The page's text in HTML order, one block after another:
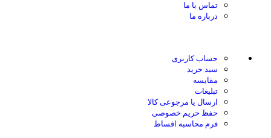
تماس با ما
درباره ما
حساب کاربری
سبد خرید
مقایسه
تبلیغات
ارسال یا مرجوعی کالا
حفظ حریم خصوصی
فرم محاسبه اقساط